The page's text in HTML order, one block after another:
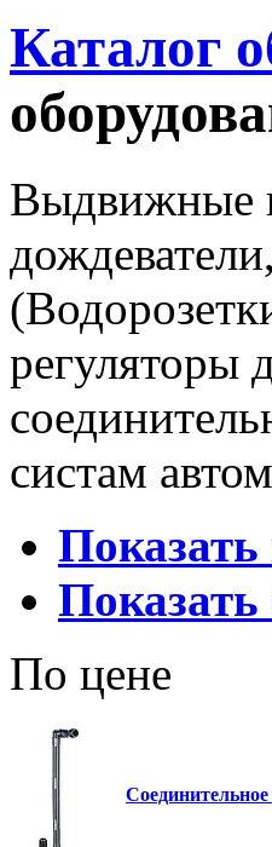
Каталог
Выдвижные
регуляторы
систам
Показать
По цене